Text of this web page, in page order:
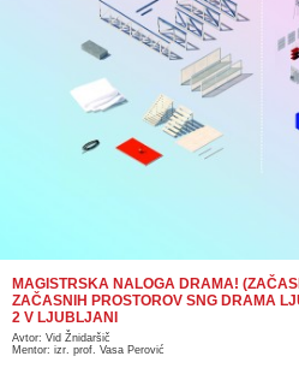
MAGISTRSKA NALOGA DRAMA!
ZAČASNIH PROSTOROV SNG DRAMA
2 V LJUBLJANI
Avtor: Vid Žnidaršič
Mentor: izr. prof. Vasa Perović